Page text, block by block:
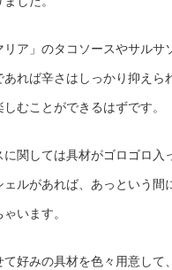
リア」のタコソースやサルサ
あれば辛さはしっかり抑えら
むことができるはずです。
関しては具材がゴロゴロ入
ェルがあれば、あっという間
います。
て好みの具材を色々用意して